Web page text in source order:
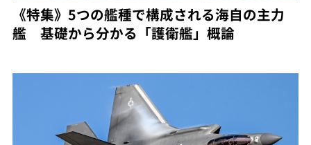
《特集》5つの艦種で構成される海自の主力
艦 基礎から分かる「護衛艦」概論